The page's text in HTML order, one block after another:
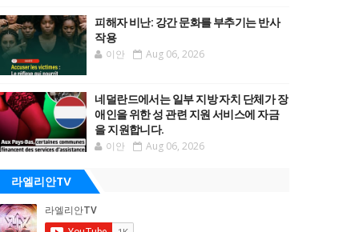
피해자 비난: 강간 문화를 부추기는 반사
작용
이안 Aug 06, 2026
네덜란드에서는 일부 지방 자치 단체가 장
애인을 위한 성 관련 지원 서비스에 자금
을 지원합니다.
이안 Aug 06, 2026
라엘리안TV